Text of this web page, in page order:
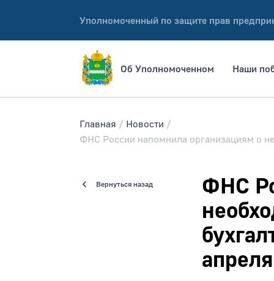
Уполномоченный по защите прав
Об Уполномоченном Наши
Главная
Новости
ФНС России напомнила организациям о
Вернуться назад
ФНС